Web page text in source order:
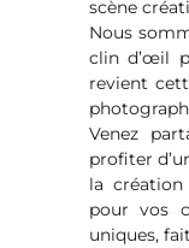
scène
Nous
clin d’œil
revient
Venez
profiter
la
pour vos
uniques,